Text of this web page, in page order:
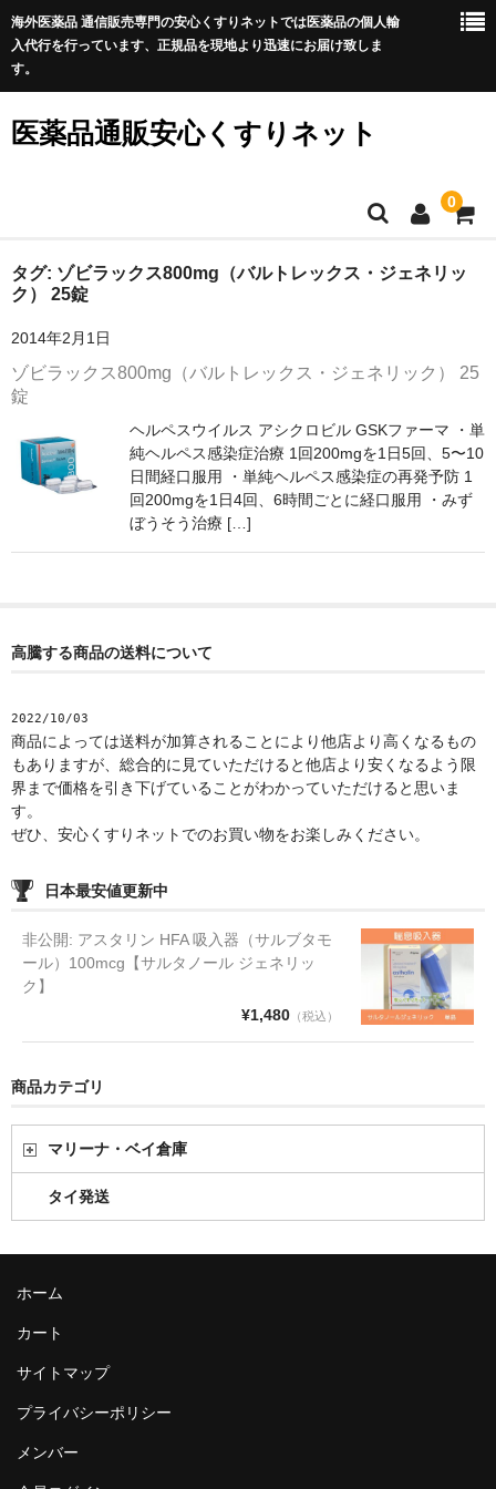
海外医薬品 通信販売専門の安心くすりネットでは医薬品の個人輸
入代行を行っています、正規品を現地より迅速にお届け致しま
す。
医薬品通販安心くすりネット
0
ホーム
サイトマップ
プライバシーポリシー
タグ: ゾビラックス800mg（バルトレックス・ジェネリッ
ク） 25錠
2014年2月1日
ゾビラックス800mg（バルトレックス・ジェネリック） 25
錠
ヘルペスウイルス アシクロビル GSKファーマ ・単
純ヘルペス感染症治療 1回200mgを1日5回、5〜10
日間経口服用 ・単純ヘルペス感染症の再発予防 1
回200mgを1日4回、6時間ごとに経口服用 ・みず
ぼうそう治療 […]
高騰する商品の送料について
2022/10/03
商品によっては送料が加算されることにより他店より高くなるもの
もありますが、総合的に見ていただけると他店より安くなるよう限
界まで価格を引き下げていることがわかっていただけると思いま
す。
ぜひ、安心くすりネットでのお買い物をお楽しみください。
日本最安値更新中
非公開: アスタリン HFA 吸入器（サルブタモ
ール）100mcg【サルタノール ジェネリッ
ク】
¥1,480（税込）
商品カテゴリ
マリーナ・ベイ倉庫
タイ発送
ホーム
カート
サイトマップ
プライバシーポリシー
メンバー